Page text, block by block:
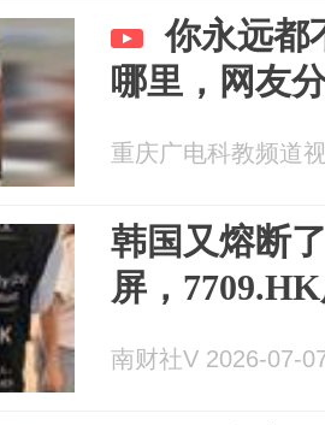
你永远都
哪里，网友
重庆广电科教频道
韩国又熔断
屏，
南财社V 2026-07-